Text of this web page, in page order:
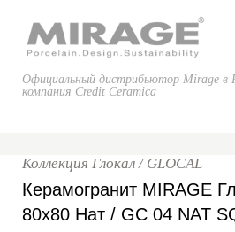
Официальный дистрибьютор Mirage в
компания Credit Ceramica
Коллекция Глокал / GLOCAL
Керамогранит MIRAGE
80x80 Нат / GC 04 NAT